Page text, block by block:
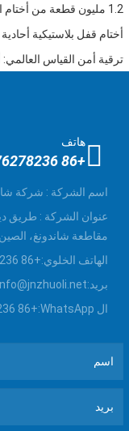
هاتف
+86 15376278236
اسم الشركة : شركة
عنوان الشركة : طريق
مقاطعة شاندونغ، الصين،
الهاتف الخلوي:+86 15376278236
بريد:
ال WhatsApp:
+86 15376278236